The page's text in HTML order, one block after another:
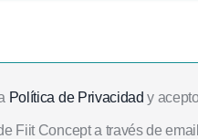
Política de Privacidad y
Fiit Concept a través de